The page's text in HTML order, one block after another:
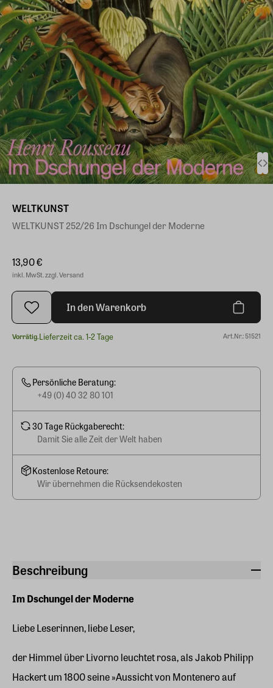
Beschreibung
Im Dschungel der Moderne
Liebe Leserinnen, liebe Leser,
der Himmel über Livorno leuchtet rosa, als Jakob Philipp
Hackert um 1800 seine »Aussicht von Montenero auf
WELTKUNST
WELTKUNST 252/26 Im Dschungel der Moderne
13,90 €
inkl. MwSt. zzgl. Versand
In den Warenkorb
Vorrätig.Lieferzeit ca. 1-2 Tage Art.Nr.: 51521
Persönliche Beratung:
+49 (0) 40 32 80 101
30 Tage Rückgaberecht:
Damit Sie alle Zeit der Welt haben
Kostenlose Retoure:
Wir übernehmen die Rücksendekosten